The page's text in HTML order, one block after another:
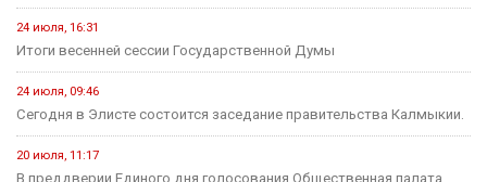
24 июля, 16:31
Итоги весенней сессии Государственной Думы
24 июля, 09:46
Сегодня в Элисте состоится заседание правительства Калмыкии.
20 июля, 11:17
В преддверии Единого дня голосования Общественная палата